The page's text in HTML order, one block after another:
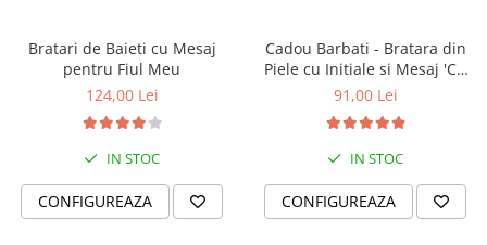
Bratari de Baieti cu Mesaj
pentru Fiul Meu
124,00 Lei
IN STOC
CONFIGUREAZA
Cadou Barbati - Bratara din
Piele cu Initiale si Mesaj 'Cu
Tine Oriunde în Lume'
91,00 Lei
IN STOC
CONFIGUREAZA